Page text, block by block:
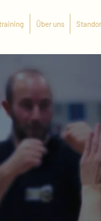
Über uns